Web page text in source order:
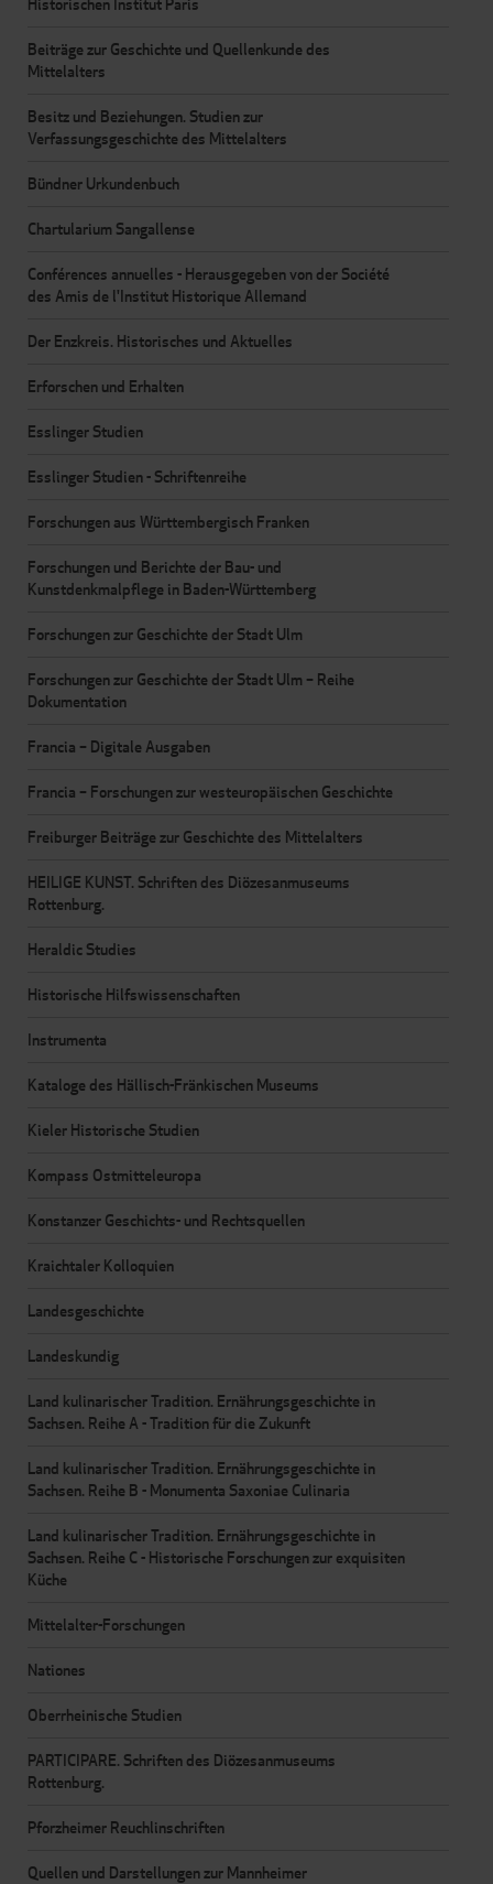
Beiträge zur Geschichte und Quellenkunde des
Mittelalters
Besitz und Beziehungen. Studien zur
Verfassungsgeschichte des Mittelalters
Bündner Urkundenbuch
Chartularium Sangallense
Conférences annuelles - Herausgegeben von der Société
des Amis de l'Institut Historique Allemand
Der Enzkreis. Historisches und Aktuelles
Erforschen und Erhalten
Esslinger Studien
Esslinger Studien - Schriftenreihe
Forschungen aus Württembergisch Franken
Forschungen und Berichte der Bau- und
Kunstdenkmalpflege in Baden-Württemberg
Forschungen zur Geschichte der Stadt Ulm
Forschungen zur Geschichte der Stadt Ulm – Reihe
Dokumentation
Francia – Digitale Ausgaben
Francia – Forschungen zur westeuropäischen Geschichte
Freiburger Beiträge zur Geschichte des Mittelalters
HEILIGE KUNST. Schriften des Diözesanmuseums
Rottenburg.
Heraldic Studies
Historische Hilfswissenschaften
Instrumenta
Kataloge des Hällisch-Fränkischen Museums
Kieler Historische Studien
Kompass Ostmitteleuropa
Konstanzer Geschichts- und Rechtsquellen
Kraichtaler Kolloquien
Landesgeschichte
Landeskundig
Land kulinarischer Tradition. Ernährungsgeschichte in
Sachsen. Reihe A - Tradition für die Zukunft
Land kulinarischer Tradition. Ernährungsgeschichte in
Sachsen. Reihe B - Monumenta Saxoniae Culinaria
Land kulinarischer Tradition. Ernährungsgeschichte in
Sachsen. Reihe C - Historische Forschungen zur exquisiten
Küche
Mittelalter-Forschungen
Nationes
Oberrheinische Studien
PARTICIPARE. Schriften des Diözesanmuseums
Rottenburg.
Pforzheimer Reuchlinschriften
Quellen und Darstellungen zur Mannheimer